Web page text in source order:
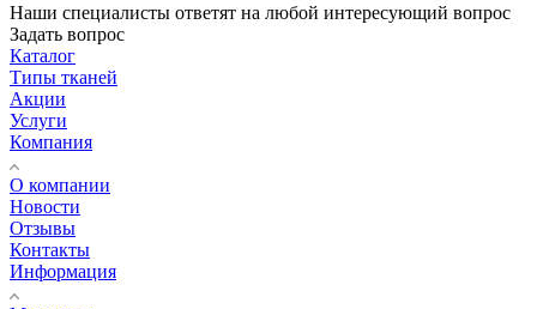
Наши специалисты ответят на любой интересующий вопрос
Задать вопрос
Каталог
Типы тканей
Акции
Услуги
Компания
О компании
Новости
Отзывы
Контакты
Информация